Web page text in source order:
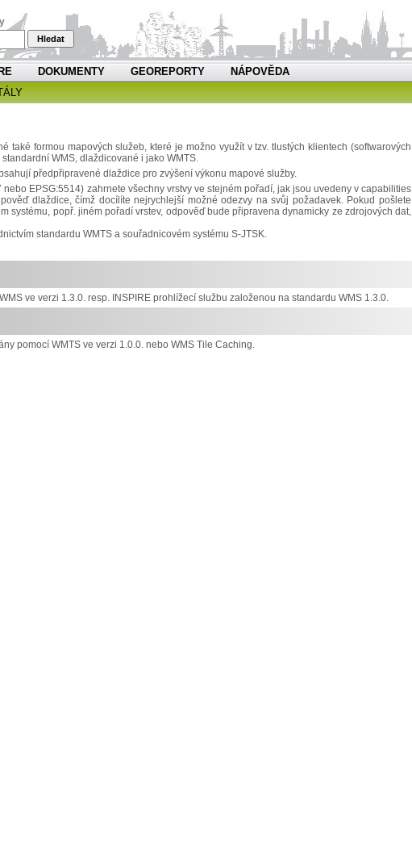
Hledat
DOKUMENTY GEOREPORTY
NÁPOVĚDA
také formou mapových služeb, které je možno využít v tzv. tlustých klientech (softwarových
WMS, dlaždicované i jako WMTS.
předpřipravené dlaždice pro zvýšení výkonu mapové služby.
EPSG:5514) zahrnete všechny vrstvy ve stejném pořadí, jak jsou uvedeny v capabilities
dlaždice, čímž docílíte nejrychlejší možné odezvy na svůj požadavek. Pokud pošlete
systému, popř. jiném pořadí vrstev, odpověď bude připravena dynamicky ze zdrojových dat,
standardu WMTS a souřadnicovém systému S-JTSK.
ve verzi 1.3.0. resp. INSPIRE prohlížecí službu založenou na standardu WMS 1.3.0.
pomocí WMTS ve verzi 1.0.0. nebo WMS Tile Caching.